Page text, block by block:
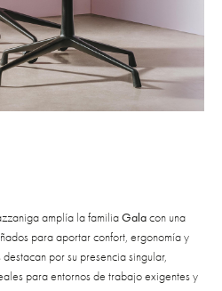
amplía la familiaGalacon una
para aportar confort, ergonomía y
por su presencia singular,
para entornos de trabajo exigentes y